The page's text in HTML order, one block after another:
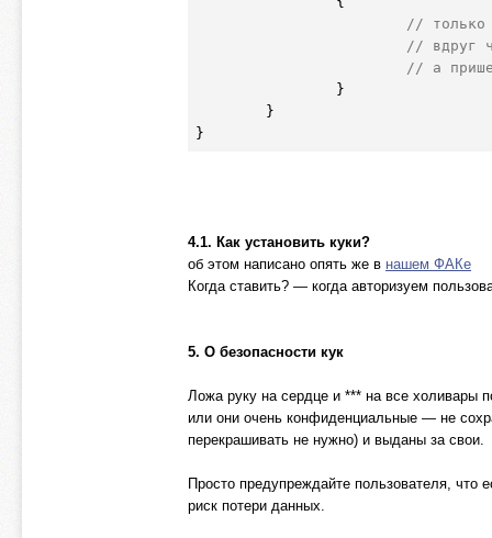
// только
// вдруг
// а
4.1. Как установить куки?
об этом написано опять же в нашем ФАКе
Когда ставить? — когда авторизуем
5. О безопасности кук
Ложа руку на сердце и *** на все холивары
или они очень конфиденциальные — не
перекрашивать не нужно) и выданы за свои.
Просто предупреждайте пользователя, что
риск потери данных.